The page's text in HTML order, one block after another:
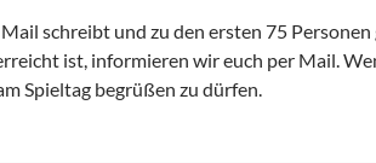
schreibt und zu den ersten 75 Personen
ist, informieren wir euch per Mail.
Spieltag begrüßen zu dürfen.